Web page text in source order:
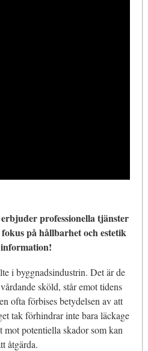
professionella tjänster
på hållbarhet och estetik
i byggnadsindustrin. Det är de
sköld, står emot tidens
ofta förbises betydelsen av att
tak förhindrar inte bara läckage
mot potentiella skador som kan
åtgärda.